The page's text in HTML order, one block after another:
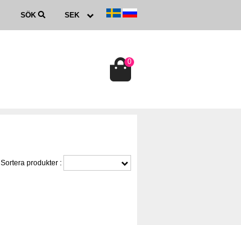
SÖK
0
Sortera produkter :